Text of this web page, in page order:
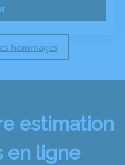
hommages
estimation
en ligne